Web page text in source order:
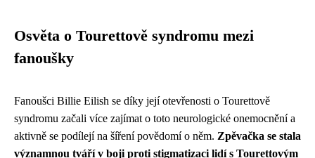
Osvěta o Tourettově syndromu mezi
fanoušky
Fanoušci Billie Eilish se díky její otevřenosti o Tourettově
syndromu začali více zajímat o toto neurologické onemocnění a
aktivně se podílejí na šíření povědomí o něm. Zpěvačka se stala
významnou tváří v boji proti stigmatizaci lidí s Tourettovým